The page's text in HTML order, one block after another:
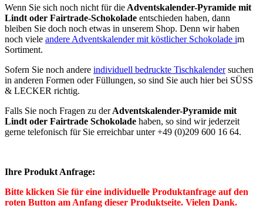
Wenn Sie sich noch nicht für die Adventskalender-Pyramide mit
Lindt oder Fairtrade-Schokolade entschieden haben, dann
bleiben Sie doch noch etwas in unserem Shop. Denn wir haben
noch viele andere Adventskalender mit köstlicher Schokolade im
Sortiment.
Sofern Sie noch andere individuell bedruckte Tischkalendersuchen
in anderen Formen oder Füllungen, so sind Sie auch hier bei SÜSS
& LECKER richtig.
Falls Sie noch Fragen zu derAdventskalender-Pyramide mit
Lindt oder Fairtrade Schokolade haben, so sind wir jederzeit
gerne telefonisch für Sie erreichbar unter +49 (0)209 600 16 64.
Ihre Produkt Anfrage:
Bitte klicken Sie für eine individuelle Produktanfrage auf den
roten Button am Anfang dieser Produktseite. Vielen Dank.